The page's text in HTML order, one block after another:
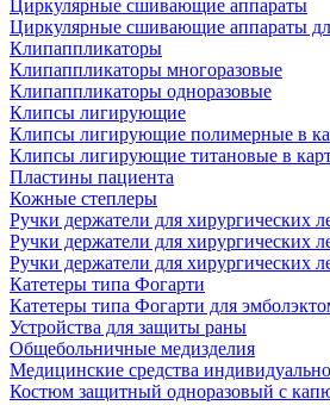
Циркулярные сшивающие аппараты
Циркулярные сшивающие аппараты
Клипаппликаторы
Клипаппликаторы многоразовые
Клипаппликаторы одноразовые
Клипсы лигирующие
Клипсы лигирующие полимерные в
Клипсы лигирующие титановые в
Пластины пациента
Кожные степлеры
Ручки держатели для хирургических
Ручки держатели для хирургических
Ручки держатели для хирургических
Катетеры типа Фогарти
Катетеры типа Фогарти для
Устройства для защиты раны
Общебольничные медизделия
Медицинские средства
Костюм защитный одноразовый с